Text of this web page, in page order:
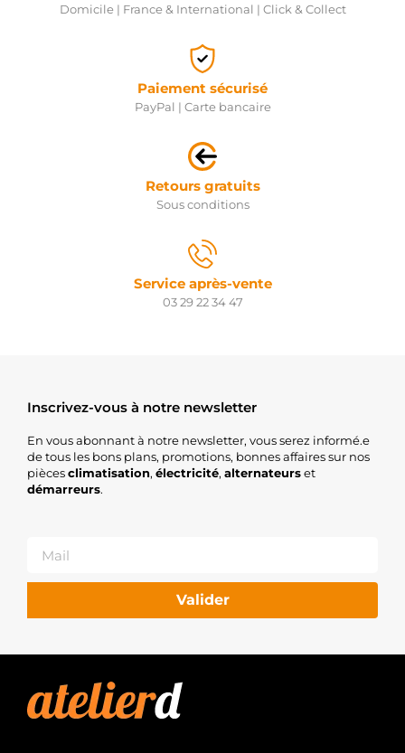
Domicile | France & International | Click & Collect
Paiement sécurisé
PayPal | Carte bancaire
Retours gratuits
Sous conditions
Service après-vente
03 29 22 34 47
Inscrivez-vous à notre newsletter
En vous abonnant à notre newsletter, vous serez informé.e
de tous les bons plans, promotions, bonnes affaires sur nos
piècesclimatisation, électricité, alternateurset
démarreurs.
Valider